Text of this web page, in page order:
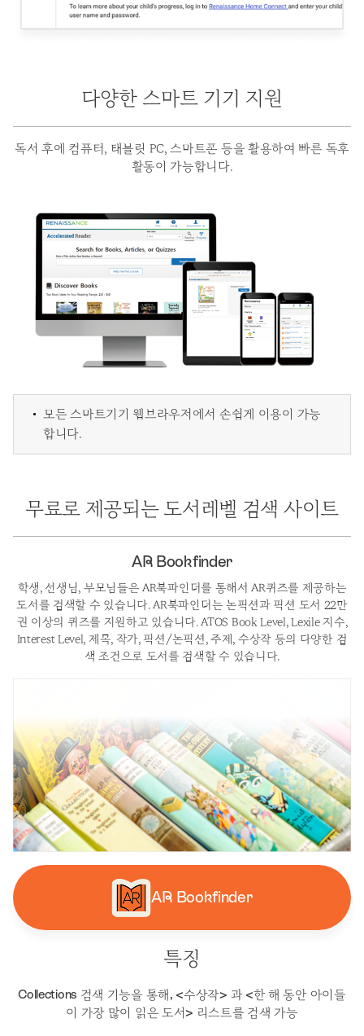
다양한 스마트 기기 지원
독서 후에 컴퓨터, 태블릿 PC, 스마트폰 등을 활용하여 빠른 독후
활동이 가능합니다.
모든 스마트기기 웹브라우저에서 손쉽게 이용이 가능
합니다.
무료로 제공되는 도서레벨 검색 사이트
AR Bookfinder
학생, 선생님, 부모님들은 AR북파인더를 통해서 AR퀴즈를 제공하는
도서를 검색할 수 있습니다.AR북파인더는 논픽션과 픽션 도서 22만
권 이상의 퀴즈를 지원하고 있습니다. ATOS Book Level, Lexile지수,
Interest Level, 제목, 작가, 픽션/논픽션, 주제, 수상작 등의 다양한 검
색 조건으로 도서를 검색할 수 있습니다.
AR Bookfinder
특징
Collections 검색 기능을 통해, <수상작> 과 <한 해 동안 아이들
이 가장 많이 읽은 도서> 리스트를 검색 가능